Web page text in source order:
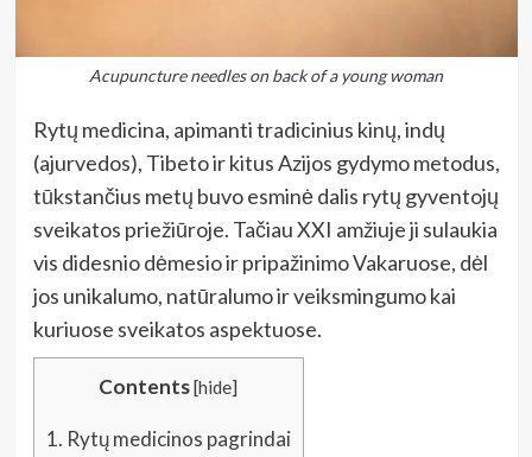
Acupuncture needles on back of a young woman
Rytų medicina, apimanti tradicinius kinų, indų
(ajurvedos), Tibeto ir kitus Azijos gydymo metodus,
tūkstančius metų buvo esminė dalis rytų gyventojų
sveikatos priežiūroje. Tačiau XXI amžiuje ji sulaukia
vis didesnio dėmesio ir pripažinimo Vakaruose, dėl
jos unikalumo, natūralumo ir veiksmingumo kai
kuriuose sveikatos aspektuose.
Contents[hide]
1. Rytų medicinos pagrindai